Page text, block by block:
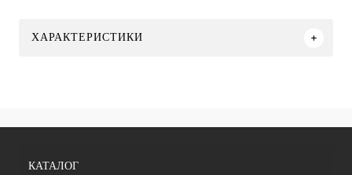
ХАРАКТЕРИСТИКИ
КАТАЛОГ